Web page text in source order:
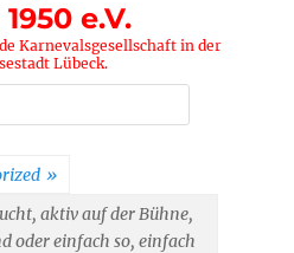
e.V.
Karnevalsgesellschaft in der
Lübeck.
»
aktiv auf der Bühne,
oder einfach so, einfach